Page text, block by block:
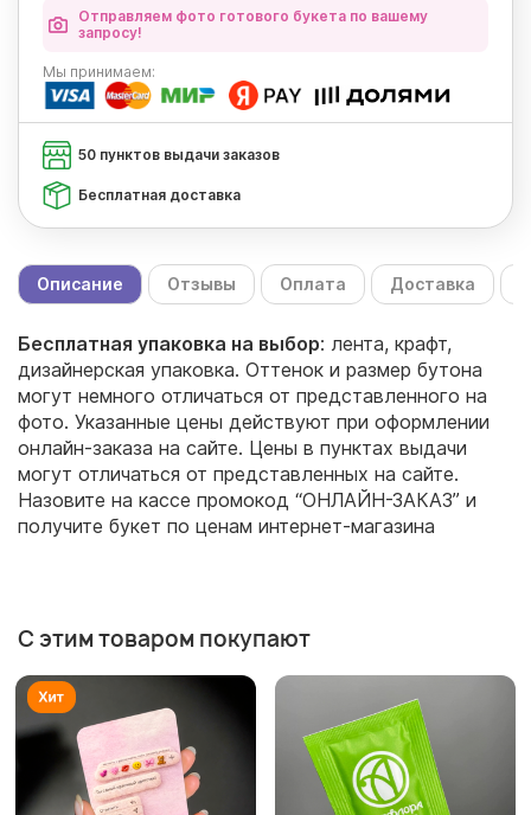
Отправляем фото готового букета по вашему
запросу!
Мы принимаем:
50 пунктов выдачи заказов
Бесплатная доставка
Описание Отзывы Оплата Доставка
Бесплатная упаковка на выбор: лента, крафт,
дизайнерская упаковка. Оттенок и размер бутона
могут немного отличаться от представленного на
фото. Указанные цены действуют при оформлении
онлайн-заказа на сайте. Цены в пунктах выдачи
могут отличаться от представленных на сайте.
Назовите на кассе промокод “ОНЛАЙН-ЗАКАЗ” и
получите букет по ценам интернет-магазина
С этим товаром покупают